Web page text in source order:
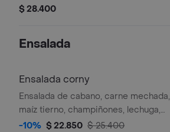
queso doble crema, 160 gr de carne
cebolla y tomate.
$ 28.400
Ensalada
Ensalada corny
Ensalada de cabano, carne mechada,
maíz tierno, champiñones, lechuga,
pimentón, tomate, vinagretas.
-10% $ 22.850 $ 25.400